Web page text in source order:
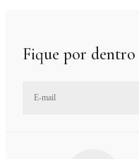
Fique por dentro